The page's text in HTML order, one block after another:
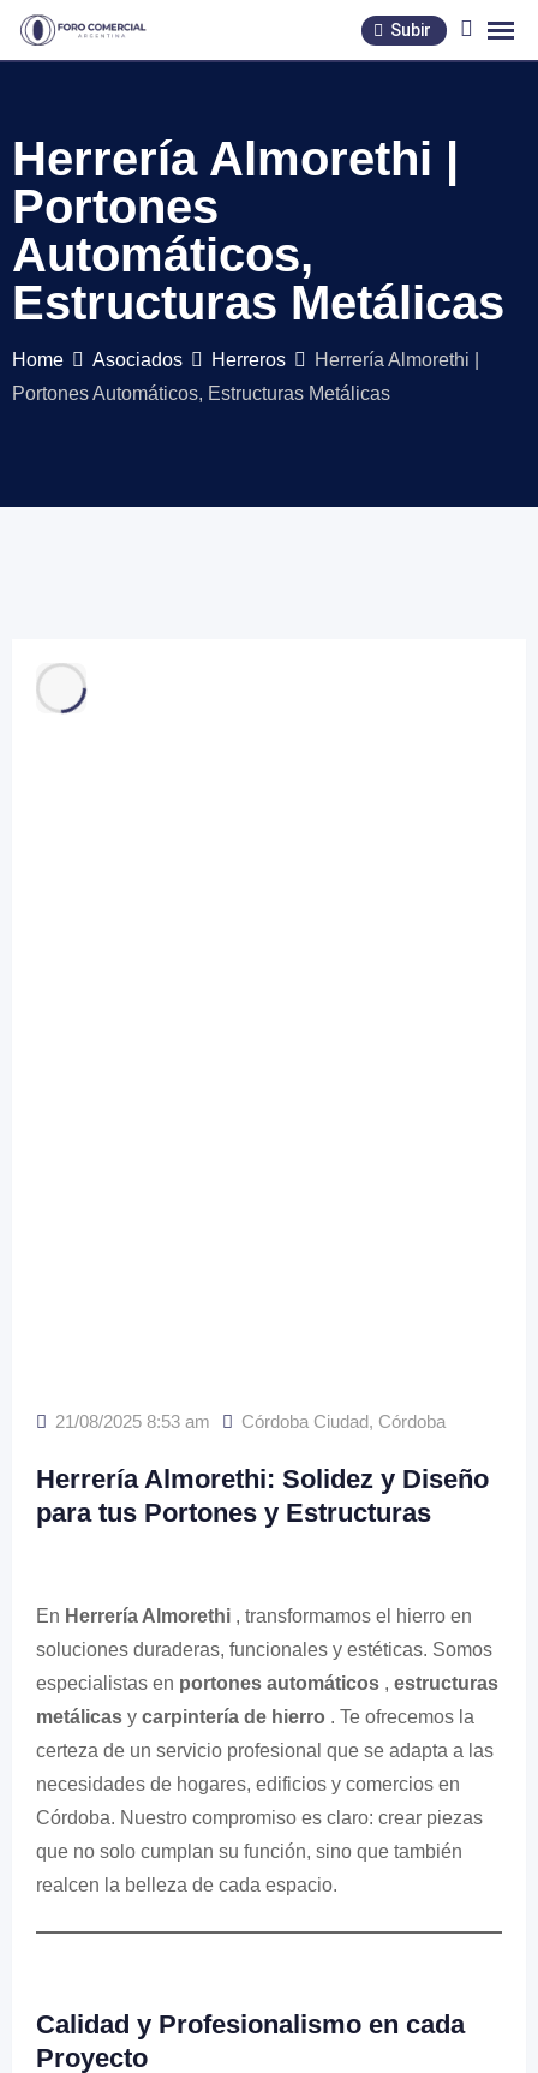
Skip
Subir
Herrería Almorethi |
Portones
Automáticos,
Estructuras Metálicas
Home Asociados Herreros
Herrería Almorethi |
Portones Automáticos, Estructuras Metálicas
21/08/2025 8:53 am Córdoba Ciudad, Córdoba
Herrería Almorethi: Solidez y Diseño
para tus Portones y Estructuras
En Herrería Almorethi , transformamos el hierro en
soluciones duraderas, funcionales y estéticas. Somos
especialistas en portones automáticos , estructuras
metálicas y carpintería de hierro . Te ofrecemos la
certeza de un servicio profesional que se adapta a las
necesidades de hogares, edificios y comercios en
Córdoba. Nuestro compromiso es claro: crear piezas
que no solo cumplan su función, sino que también
realcen la belleza de cada espacio.
Calidad y Profesionalismo en cada
Proyecto